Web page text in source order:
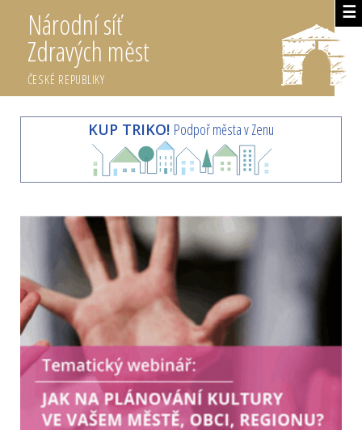
☰
Národní síť
Zdravých měst
ČESKÉ REPUBLIKY
KUP TRIKO! Podpoř města v Zenu